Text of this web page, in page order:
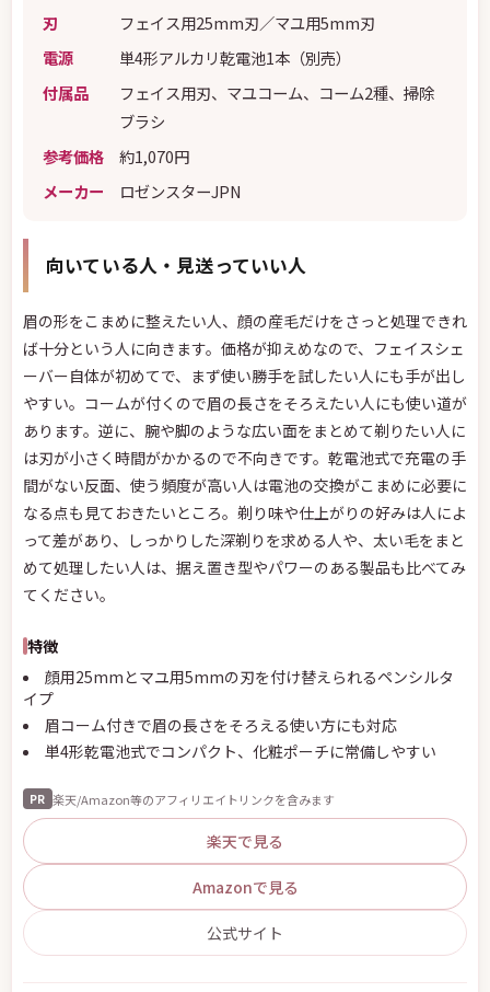
刃
フェイス用25mm刃／マユ用5mm刃
電源
単4形アルカリ乾電池1本（別売）
付属品
フェイス用刃、マユコーム、コーム2種、掃除
ブラシ
参考価格
約1,070円
メーカー
ロゼンスターJPN
向いている人・見送っていい人
眉の形をこまめに整えたい人、顔の産毛だけをさっと処理できれ
ば十分という人に向きます。価格が抑えめなので、フェイスシェ
ーバー自体が初めてで、まず使い勝手を試したい人にも手が出し
やすい。コームが付くので眉の長さをそろえたい人にも使い道が
あります。逆に、腕や脚のような広い面をまとめて剃りたい人に
は刃が小さく時間がかかるので不向きです。乾電池式で充電の手
間がない反面、使う頻度が高い人は電池の交換がこまめに必要に
なる点も見ておきたいところ。剃り味や仕上がりの好みは人によ
って差があり、しっかりした深剃りを求める人や、太い毛をまと
めて処理したい人は、据え置き型やパワーのある製品も比べてみ
てください。
特徴
顔用25mmとマユ用5mmの刃を付け替えられるペンシルタ
イプ
眉コーム付きで眉の長さをそろえる使い方にも対応
単4形乾電池式でコンパクト、化粧ポーチに常備しやすい
PR 楽天/Amazon等のアフィリエイトリンクを含みます
楽天で見る
Amazonで見る
公式サイト